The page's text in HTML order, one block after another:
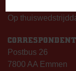
Op
Postbus 26
7800 AA Emmen